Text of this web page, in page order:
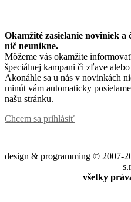
Okamžité zasielanie noviniek a
nič neunikne.
Môžeme vás okamžite
špeciálnej kampani či zľave
Akonáhle sa u nás v novinkách
minút vám automaticky
našu stránku.
Chcem sa prihlásiť
design & programming ©
všetky